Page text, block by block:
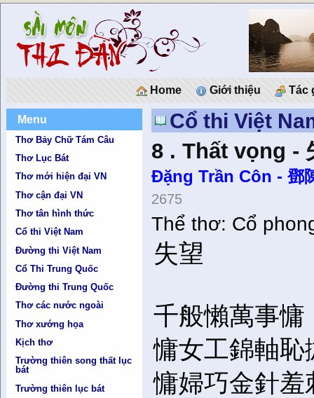
Home Giới thiệu Tác
Menu
Thơ Bảy Chữ Tám Câu
Thơ Lục Bát
Thơ mới hiện đại VN
Thơ cận đại VN
Thơ tân hình thức
Cổ thi Việt Nam
Đường thi Việt Nam
Cổ Thi Trung Quốc
Đường thi Trung Quốc
Thơ các nước ngoài
Thơ xướng họa
Kịch thơ
Trường thiên song thất lục
bát
Trường thiên lục bát
Cổ thi Việt
8 . Thất vọng -
Đặng Trần Côn - 鄧
2675
Thể thơ: Cổ
失望
千般懶萬事慵
慵女工錦軸恥
慵婦巧金針羞